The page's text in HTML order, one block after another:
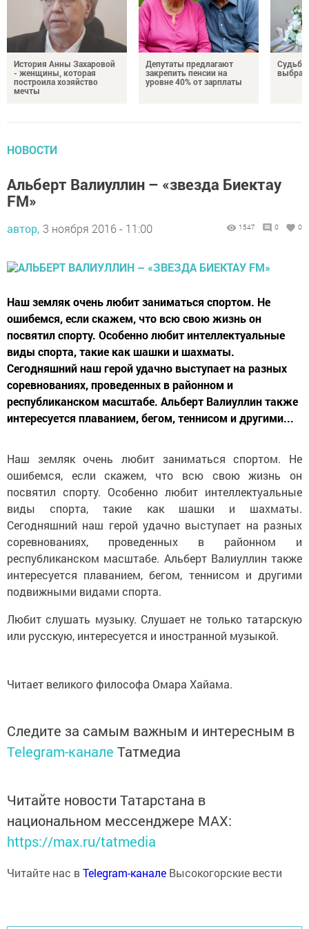
История Анны Захаровой
- женщины, которая
построила хозяйство
мечты
Депутаты предлагают
закрепить пенсии на
уровне 40% от зарплаты
НОВОСТИ
Альберт Валиуллин – «звезда Биектау
FM»
автор, 3 ноября 2016 - 11:00 1547 0 0
Наш земляк очень любит заниматься спортом. Не
ошибемся, если скажем, что всю свою жизнь он
посвятил спорту. Особенно любит интеллектуальные
виды спорта, такие как шашки и шахматы.
Сегодняшний наш герой удачно выступает на разных
соревнованиях, проведенных в районном и
республиканском масштабе. Альберт Валиуллин также
интересуется плаванием, бегом, теннисом и другими...
Наш земляк очень любит заниматься спортом. Не
ошибемся, если скажем, что всю свою жизнь он
посвятил спорту. Особенно любит интеллектуальные
виды спорта, такие как шашки и шахматы.
Сегодняшний наш герой удачно выступает на разных
соревнованиях, проведенных в районном и
республиканском масштабе. Альберт Валиуллин также
интересуется плаванием, бегом, теннисом и другими
подвижными видами спорта.
Любит слушать музыку. Слушает не только татарскую
или русскую, интересуется и иностранной музыкой.
Читает великого философа Омара Хайама.
Следите за самым важным и интересным в
Telegram-канале Татмедиа
Читайте новости Татарстана в
национальном мессенджере MАХ:
https://max.ru/tatmedia
Читайте нас вTelegram-канале Высокогорские вести